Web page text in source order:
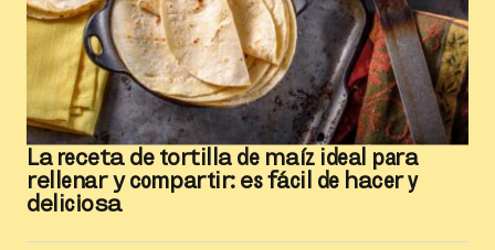
La receta de tortilla de maíz ideal para
rellenar y compartir: es fácil de hacer y
deliciosa